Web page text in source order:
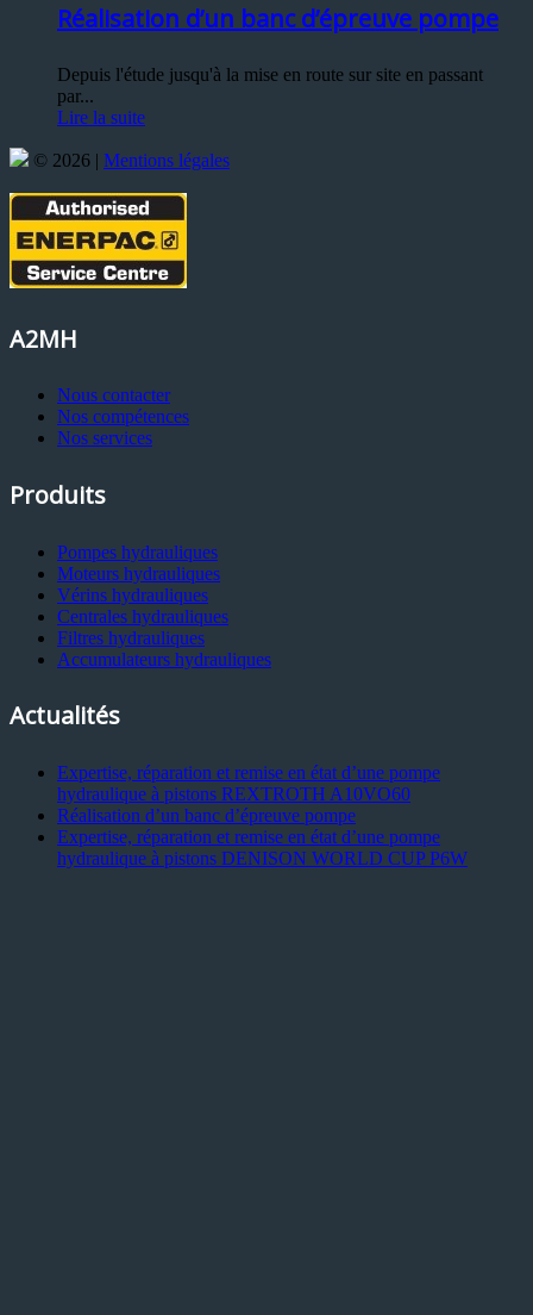
Réalisation d’un banc d’épreuve pompe
Depuis l'étude jusqu'à la mise en route sur site en passant
par...
Lire la suite
© 2026 | Mentions légales
A2MH
Nous contacter
Nos compétences
Nos services
Produits
Pompes hydrauliques
Moteurs hydrauliques
Vérins hydrauliques
Centrales hydrauliques
Filtres hydrauliques
Accumulateurs hydrauliques
Actualités
Expertise, réparation et remise en état d’une pompe
hydraulique à pistons REXTROTH A10VO60
Réalisation d’un banc d’épreuve pompe
Expertise, réparation et remise en état d’une pompe
hydraulique à pistons DENISON WORLD CUP P6W